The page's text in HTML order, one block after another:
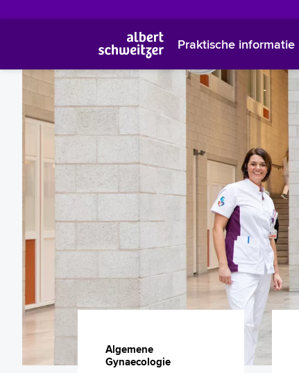
Praktische informatie
Algemene
Gynaecologie